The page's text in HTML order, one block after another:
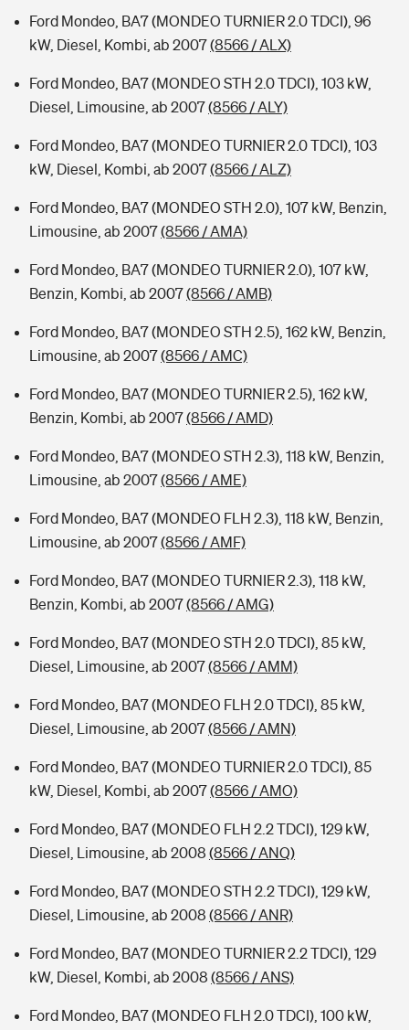
Ford Mondeo, BA7 (MONDEO TURNIER 2.0 TDCI), 96
kW, Diesel, Kombi, ab 2007(8566 / ALX)
Ford Mondeo, BA7 (MONDEO STH 2.0 TDCI), 103 kW,
Diesel, Limousine, ab 2007(8566 / ALY)
Ford Mondeo, BA7 (MONDEO TURNIER 2.0 TDCI), 103
kW, Diesel, Kombi, ab 2007(8566 / ALZ)
Ford Mondeo, BA7 (MONDEO STH 2.0), 107 kW, Benzin,
Limousine, ab 2007(8566 / AMA)
Ford Mondeo, BA7 (MONDEO TURNIER 2.0), 107 kW,
Benzin, Kombi, ab 2007(8566 / AMB)
Ford Mondeo, BA7 (MONDEO STH 2.5), 162 kW, Benzin,
Limousine, ab 2007(8566 / AMC)
Ford Mondeo, BA7 (MONDEO TURNIER 2.5), 162 kW,
Benzin, Kombi, ab 2007(8566 / AMD)
Ford Mondeo, BA7 (MONDEO STH 2.3), 118 kW, Benzin,
Limousine, ab 2007(8566 / AME)
Ford Mondeo, BA7 (MONDEO FLH 2.3), 118 kW, Benzin,
Limousine, ab 2007(8566 / AMF)
Ford Mondeo, BA7 (MONDEO TURNIER 2.3), 118 kW,
Benzin, Kombi, ab 2007(8566 / AMG)
Ford Mondeo, BA7 (MONDEO STH 2.0 TDCI), 85 kW,
Diesel, Limousine, ab 2007(8566 / AMM)
Ford Mondeo, BA7 (MONDEO FLH 2.0 TDCI), 85 kW,
Diesel, Limousine, ab 2007(8566 / AMN)
Ford Mondeo, BA7 (MONDEO TURNIER 2.0 TDCI), 85
kW, Diesel, Kombi, ab 2007(8566 / AMO)
Ford Mondeo, BA7 (MONDEO FLH 2.2 TDCI), 129 kW,
Diesel, Limousine, ab 2008 (8566 / ANQ)
Ford Mondeo, BA7 (MONDEO STH 2.2 TDCI), 129 kW,
Diesel, Limousine, ab 2008 (8566 / ANR)
Ford Mondeo, BA7 (MONDEO TURNIER 2.2 TDCI), 129
kW, Diesel, Kombi, ab 2008 (8566 / ANS)
Ford Mondeo, BA7 (MONDEO FLH 2.0 TDCI), 100 kW,